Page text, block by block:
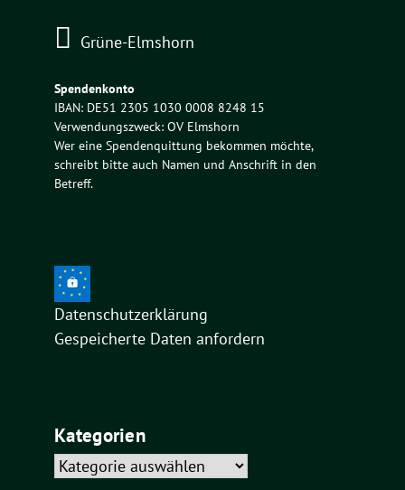
Grüne-Elmshorn
Spendenkonto
IBAN: DE51 2305 1030 0008 8248 15
Verwendungszweck: OV Elmshorn
Wer eine Spendenquittung bekommen möchte,
schreibt bitte auch Namen und Anschrift in den
Betreff.
Datenschutzerklärung
Gespeicherte Daten anfordern
Kategorien
Kategorien